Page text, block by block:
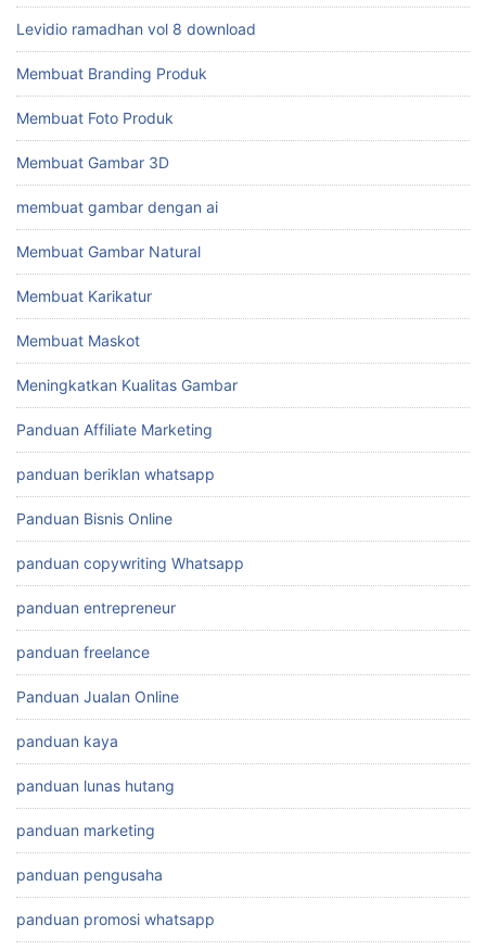
Levidio ramadhan vol 8 download
Membuat Branding Produk
Membuat Foto Produk
Membuat Gambar 3D
membuat gambar dengan ai
Membuat Gambar Natural
Membuat Karikatur
Membuat Maskot
Meningkatkan Kualitas Gambar
Panduan Affiliate Marketing
panduan beriklan whatsapp
Panduan Bisnis Online
panduan copywriting Whatsapp
panduan entrepreneur
panduan freelance
Panduan Jualan Online
panduan kaya
panduan lunas hutang
panduan marketing
panduan pengusaha
panduan promosi whatsapp